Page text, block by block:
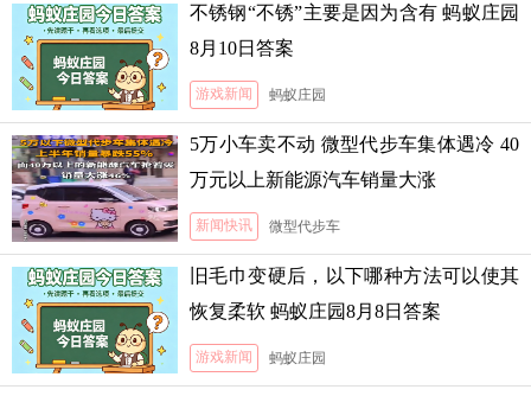
不锈钢“不锈”主要是因为含有 蚂蚁庄园
8月10日答案
游戏新闻 蚂蚁庄园
5万小车卖不动 微型代步车集体遇冷 40
万元以上新能源汽车销量大涨
新闻快讯 微型代步车
旧毛巾变硬后，以下哪种方法可以使其
恢复柔软 蚂蚁庄园8月8日答案
游戏新闻 蚂蚁庄园